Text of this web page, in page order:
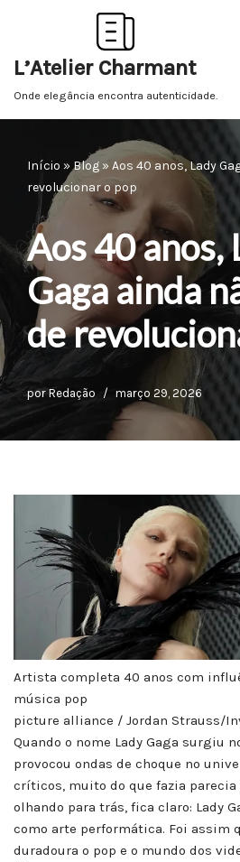
para
o
L’Atelier Charmant
Onde elegância encontra autenticidade.
Início »Blog » Aos 40 anos, Lady
revolucionar o pop
Aos 40 anos,
Gaga ainda
de
por Redação março 29, 2026
Artista completa 40 anos com
música pop
picture alliance / Jordan Strauss/
Quando o nome Lady Gaga surgiu
provocou ondas de choque no
críticos, muito do que fazia parecia
olhando para trás, fica claro: Lady
como arte performática. Foi assim
duradoura o pop e o mundo dos